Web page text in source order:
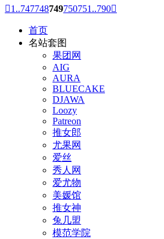
1..747748749750751 ..790
首页
名站套图
果团网
AIG
AURA
BLUECAKE
DJAWA
Loozy
Patreon
推女郎
尤果网
爱丝
秀人网
爱尤物
美媛馆
推女神
兔几盟
模范学院